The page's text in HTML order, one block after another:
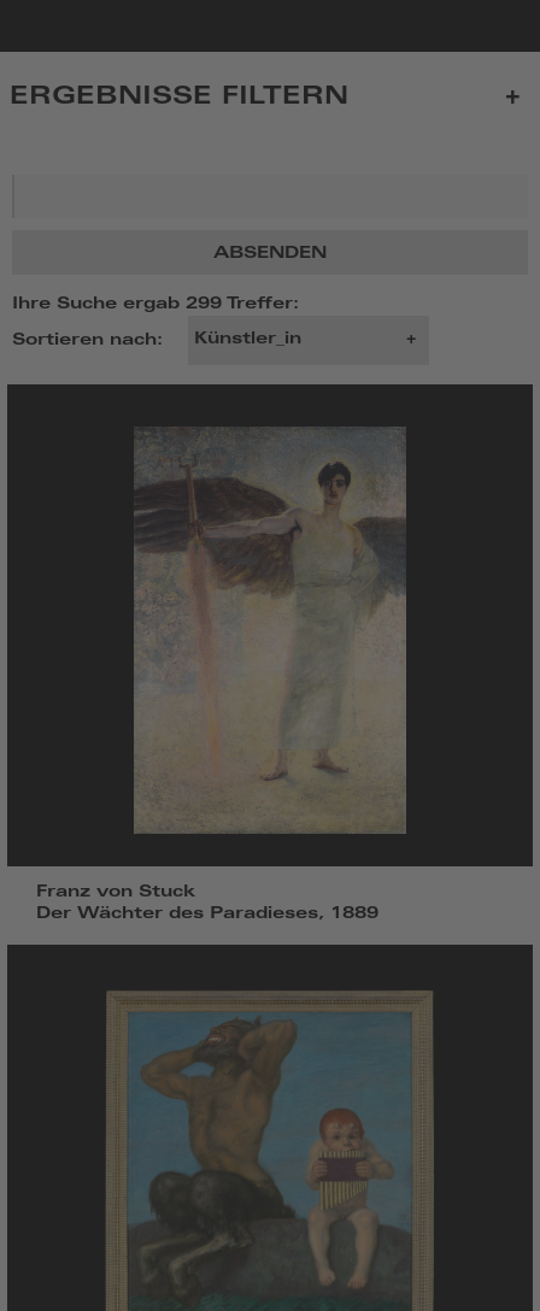
Startseite
ABSENDEN
Ihre Suche ergab 299 Treffer:
Sortieren nach:
Franz von Stuck
Der Wächter des Paradieses, 1889
ERGEBNISSE FILTERN